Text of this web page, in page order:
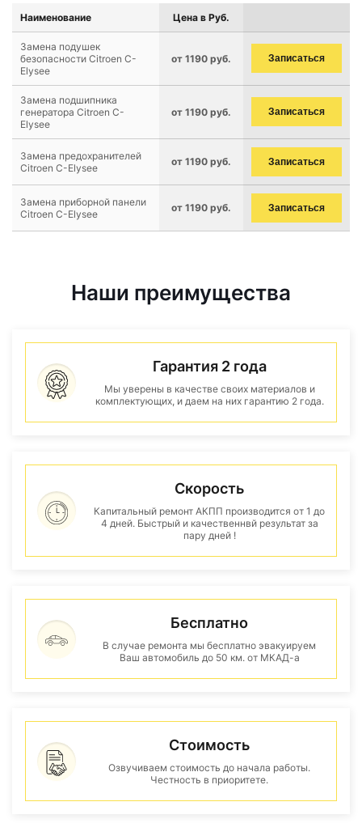
Наименование Цена в Руб.
Замена подушек
безопасности Citroen C-
Elysee
от 1190 руб. Записаться
Замена подшипника
генератора Citroen C-
Elysee
от 1190 руб. Записаться
Замена предохранителей
Citroen C-Elysee
от 1190 руб. Записаться
Замена приборной панели
Citroen C-Elysee
от 1190 руб. Записаться
Наши преимущества
Гарантия 2 года
Мы уверены в качестве своих материалов и
комплектующих, и даем на них гарантию 2 года.
Скорость
Капитальный ремонт АКПП производится от 1 до
4 дней. Быстрый и качественнвй результат за
пару дней !
Бесплатно
В случае ремонта мы бесплатно эвакуируем
Ваш автомобиль до 50 км. от МКАД-а
Стоимость
Озвучиваем стоимость до начала работы.
Честность в приоритете.